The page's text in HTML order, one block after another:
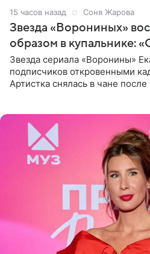
15 часов назад Соня Жарова
Звезда «Ворониных»
образом в купальнике:
Звезда сериала «Воронины»
подписчиков откровенными
Артистка снялась в чане